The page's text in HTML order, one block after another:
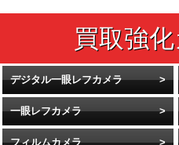
デジタル一眼レフカメラ
一眼レフカメラ
フィルムカメラ